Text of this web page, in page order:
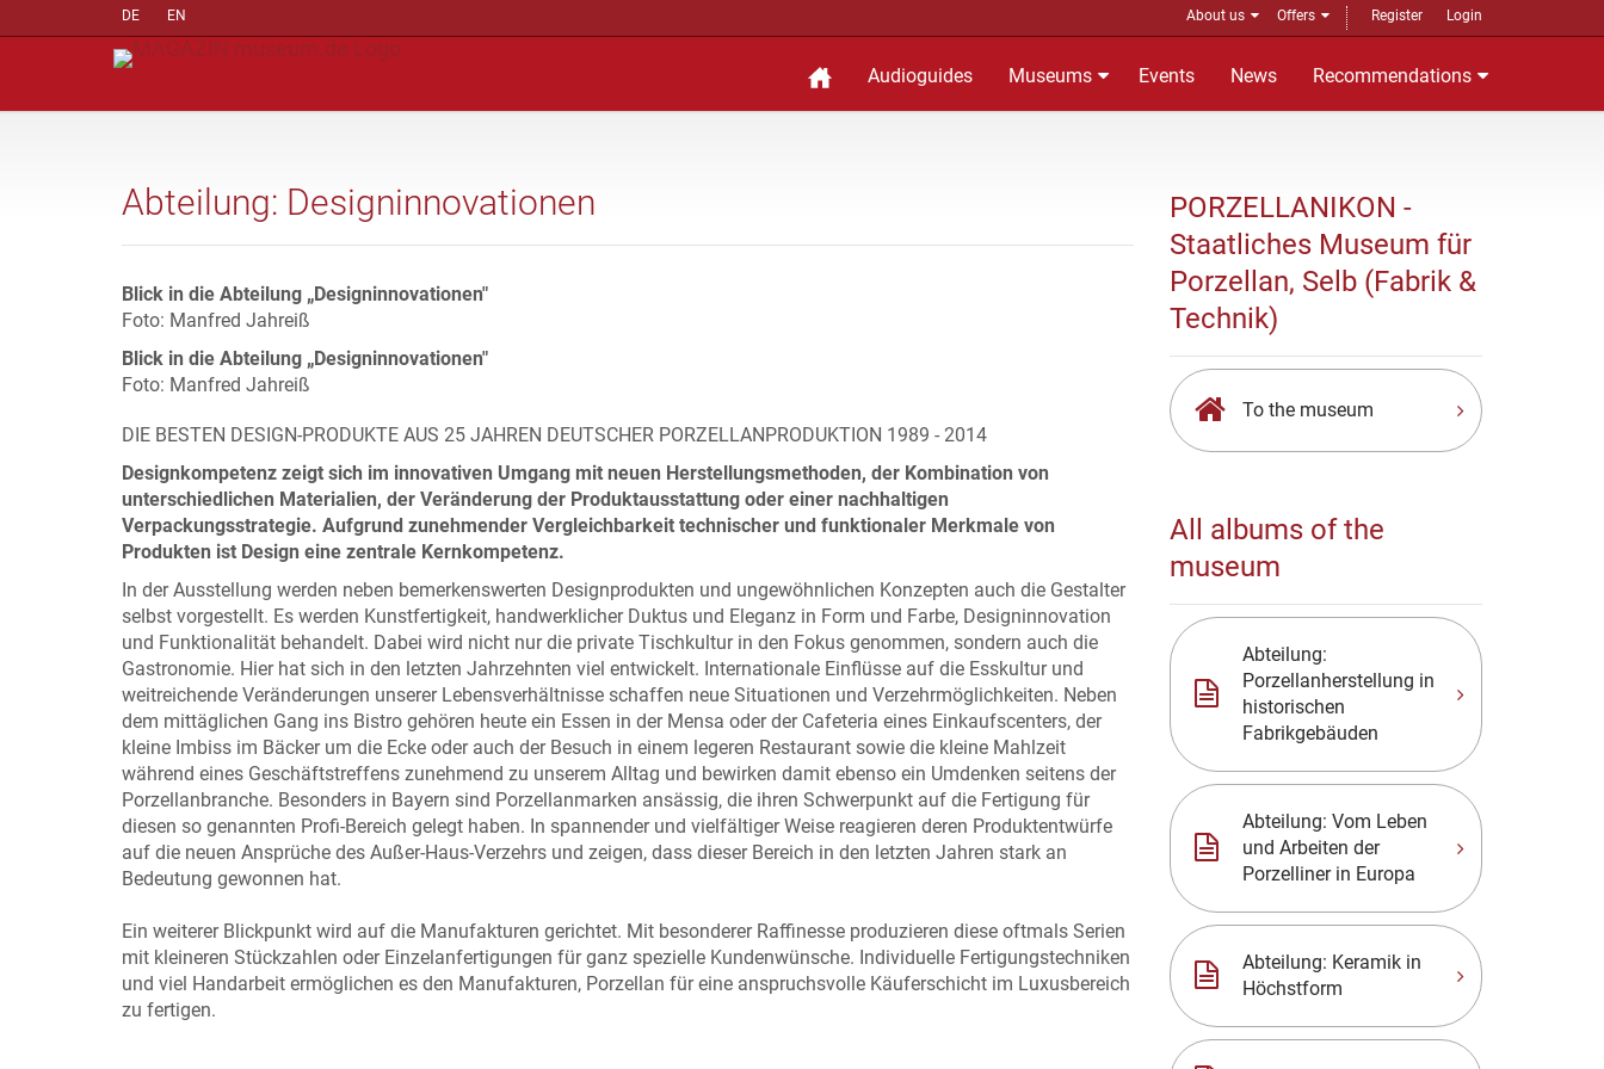
DE EN About us Offers Register Login
Audioguides Museums Events News Recommendations
Abteilung: Designinnovationen
Blick in die Abteilung „Designinnovationen"
Foto: Manfred Jahreiß
Blick in die Abteilung „Designinnovationen"
Foto: Manfred Jahreiß
DIE BESTEN DESIGN-PRODUKTE AUS 25 JAHREN DEUTSCHER PORZELLANPRODUKTION 1989 - 2014
Designkompetenz zeigt sich im innovativen Umgang mit neuen Herstellungsmethoden, der Kombination von
unterschiedlichen Materialien, der Veränderung der Produktausstattung oder einer nachhaltigen
Verpackungsstrategie. Aufgrund zunehmender Vergleichbarkeit technischer und funktionaler Merkmale von
Produkten ist Design eine zentrale Kernkompetenz.
In der Ausstellung werden neben bemerkenswerten Designprodukten und ungewöhnlichen Konzepten auch die Gestalter
selbst vorgestellt. Es werden Kunstfertigkeit, handwerklicher Duktus und Eleganz in Form und Farbe, Designinnovation
und Funktionalität behandelt. Dabei wird nicht nur die private Tischkultur in den Fokus genommen, sondern auch die
Gastronomie. Hier hat sich in den letzten Jahrzehnten viel entwickelt. Internationale Einflüsse auf die Esskultur und
weitreichende Veränderungen unserer Lebensverhältnisse schaffen neue Situationen und Verzehrmöglichkeiten. Neben
dem mittäglichen Gang ins Bistro gehören heute ein Essen in der Mensa oder der Cafeteria eines Einkaufscenters, der
kleine Imbiss im Bäcker um die Ecke oder auch der Besuch in einem legeren Restaurant sowie die kleine Mahlzeit
während eines Geschäftstreffens zunehmend zu unserem Alltag und bewirken damit ebenso ein Umdenken seitens der
Porzellanbranche. Besonders in Bayern sind Porzellanmarken ansässig, die ihren Schwerpunkt auf die Fertigung für
diesen so genannten Profi-Bereich gelegt haben. In spannender und vielfältiger Weise reagieren deren Produktentwürfe
auf die neuen Ansprüche des Außer-Haus-Verzehrs und zeigen, dass dieser Bereich in den letzten Jahren stark an
Bedeutung gewonnen hat.
Ein weiterer Blickpunkt wird auf die Manufakturen gerichtet. Mit besonderer Raffinesse produzieren diese oftmals Serien
mit kleineren Stückzahlen oder Einzelanfertigungen für ganz spezielle Kundenwünsche. Individuelle Fertigungstechniken
und viel Handarbeit ermöglichen es den Manufakturen, Porzellan für eine anspruchsvolle Käuferschicht im Luxusbereich
zu fertigen.
PORZELLANIKON -
Staatliches Museum für
Porzellan, Selb (Fabrik &
Technik)
To the museum
All albums of the
museum
Abteilung:
Porzellanherstellung in
historischen
Fabrikgebäuden
Abteilung: Vom Leben
und Arbeiten der
Porzelliner in Europa
Abteilung: Keramik in
Höchstform